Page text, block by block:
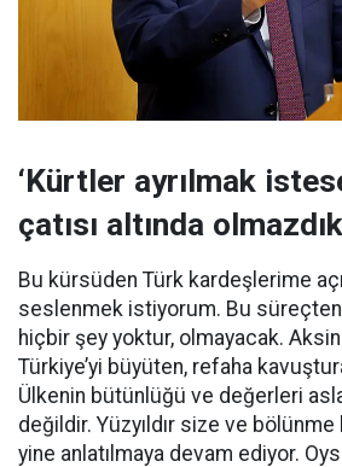
‘Kürtler ayrılmak
çatısı altında
Bu kürsüden Türk kardeşlerime
seslenmek istiyorum. Bu
hiçbir şey yoktur, olmayacak.
Türkiye’yi büyüten, refaha
Ülkenin bütünlüğü ve değerleri
değildir. Yüzyıldır size ve bölünme
yine anlatılmaya devam ediyor.